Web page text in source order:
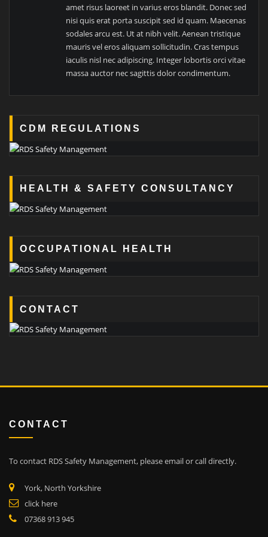
amet risus laoreet in varius eros blandit. Donec sed
nisi quis erat porta suscipit sed id quam. Maecenas
sodales arcu est. Ut at nibh velit. Aenean tristique
mauris vel eros aliquam sollicitudin. Cras tempus
iaculis nisl nec adipiscing. Integer lobortis orci vitae
massa auctor nec sagittis dolor condimentum.
CDM REGULATIONS
HEALTH & SAFETY CONSULTANCY
OCCUPATIONAL HEALTH
CONTACT
CONTACT
To contact RDS Safety Management, please email or call directly.
York, North Yorkshire
click here
07368 913 945